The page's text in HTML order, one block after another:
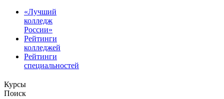
«Лучший
колледж
России»
Рейтинги
колледжей
Рейтинги
специальностей
Курсы
Поиск